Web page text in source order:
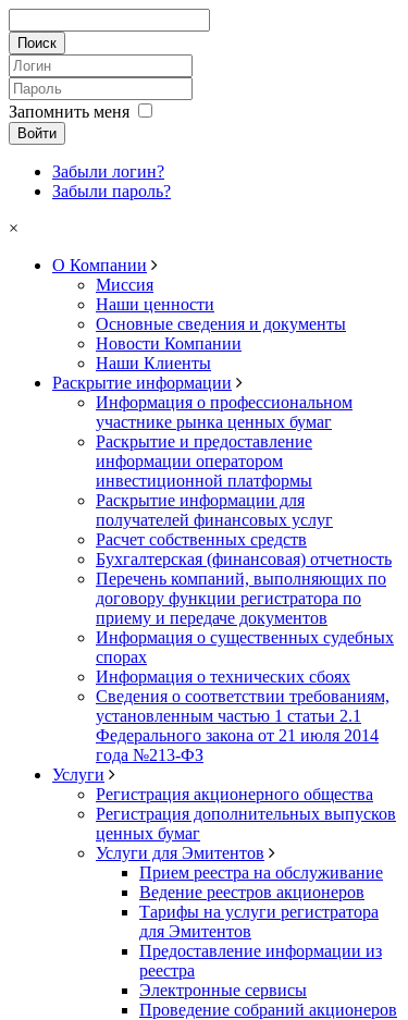
Запомнить меня
Войти
Забыли логин?
Забыли пароль?
×
О Компании
Миссия
Наши ценности
Основные сведения и документы
Новости Компании
Наши Клиенты
Раскрытие информации
Информация о профессиональном
участнике рынка ценных бумаг
Раскрытие и предоставление
информации оператором
инвестиционной платформы
Раскрытие информации для
получателей финансовых услуг
Расчет собственных средств
Бухгалтерская (финансовая) отчетность
Перечень компаний, выполняющих по
договору функции регистратора по
приему и передаче документов
Информация о существенных судебных
спорах
Информация о технических сбоях
Сведения о соответствии требованиям,
установленным частью 1 статьи 2.1
Федерального закона от 21 июля 2014
года №213-ФЗ
Услуги
Регистрация акционерного общества
Регистрация дополнительных выпусков
ценных бумаг
Услуги для Эмитентов
Прием реестра на обслуживание
Ведение реестров акционеров
Тарифы на услуги регистратора
для Эмитентов
Предоставление информации из
реестра
Электронные сервисы
Проведение собраний акционеров